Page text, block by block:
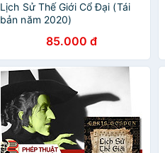
Lịch Sử Thế Giới Cổ Đại (Tái
bản năm 2020)
85.000 đ